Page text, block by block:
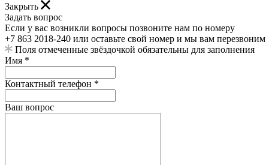
Закрыть
Задать вопрос
Если у вас возникли вопросы позвоните нам по номеру
+7 863 2018-240 или оставьте свой номер и мы вам перезвоним
Поля отмеченные звёздочкой обязательны для заполнения
Имя *
Контактный телефон *
Ваш вопрос